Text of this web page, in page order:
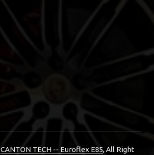
CANTON TECH -- Euroflex E85, All Right